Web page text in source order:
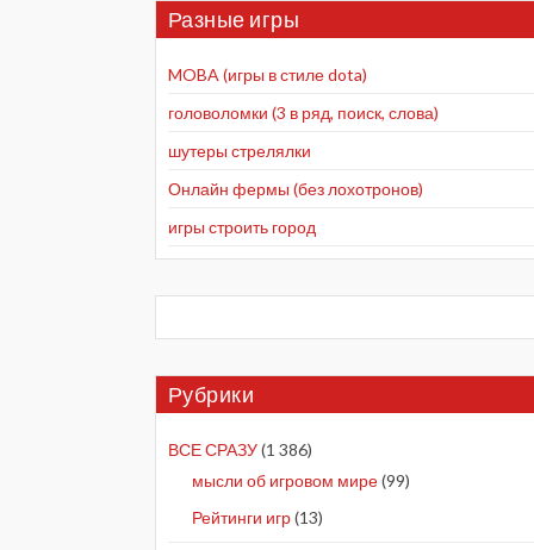
Разные игры
MOBA (игры в стиле dota)
головоломки (3 в ряд, поиск, слова)
шутеры стрелялки
Онлайн фермы (без лохотронов)
игры строить город
Рубрики
ВСЕ СРАЗУ(1 386)
мысли об игровом мире(99)
Рейтинги игр(13)